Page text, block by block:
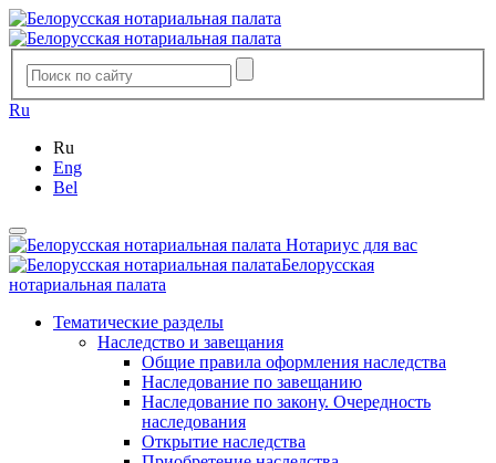
Ru
Ru
Eng
Bel
Нотариус для вас
Белорусская
нотариальная палата
Тематические разделы
Наследство и завещания
Общие правила оформления наследства
Наследование по завещанию
Наследование по закону. Очередность
наследования
Открытие наследства